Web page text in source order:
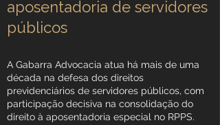
aposentadoria de servidores
públicos
A Gabarra Advocacia atua há mais de uma
década na defesa dos direitos
previdenciários de servidores públicos, com
participação decisiva na consolidação do
direito à aposentadoria especial no RPPS.